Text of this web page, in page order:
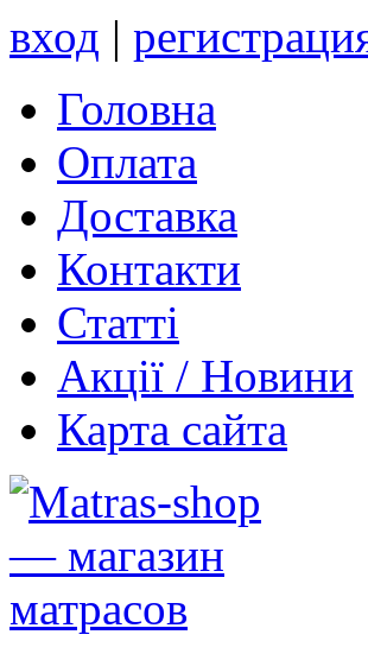
вход |
Головна
Оплата
Доставка
Контакти
Статті
Акції / Новини
Карта сайта